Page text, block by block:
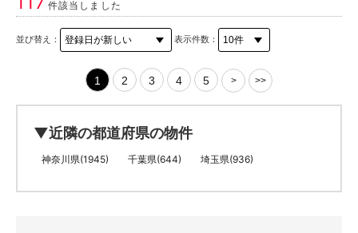
件該当しました
並び替え： 表示件数：
1 2 3 4 5 > >>
▼近隣の都道府県の物件
神奈川県(1945) 千葉県(644) 埼玉県(936)